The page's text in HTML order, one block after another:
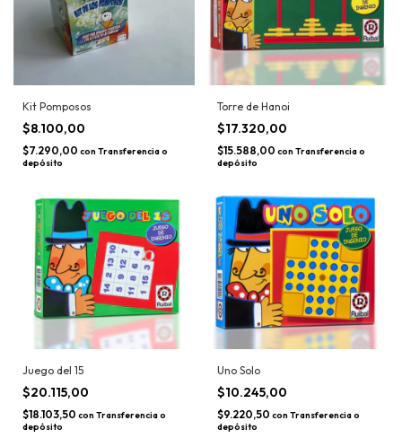
Kit Pomposos
$8.100,00
$7.290,00 con Transferencia o
depósito
Torre de Hanoi
$17.320,00
$15.588,00 con Transferencia o
depósito
Juego del 15
$20.115,00
$18.103,50 con Transferencia o
depósito
Uno Solo
$10.245,00
$9.220,50 con Transferencia o
depósito